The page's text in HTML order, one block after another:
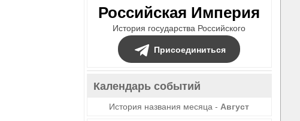
Российская Империя
История государства Российского
Присоединиться
Календарь событий
История названия месяца -Август